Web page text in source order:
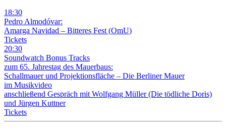
18:30
Pedro Almodóvar:
Amarga Navidad – Bitteres Fest (OmU)
Tickets
20:30
Soundwatch Bonus Tracks
zum 65. Jahrestag des Mauerbaus:
Schallmauer und Projektionsfläche – Die Berliner Mauer
im Musikvideo
anschließend Gespräch mit Wolfgang Müller (Die tödliche Doris)
und Jürgen Kuttner
Tickets